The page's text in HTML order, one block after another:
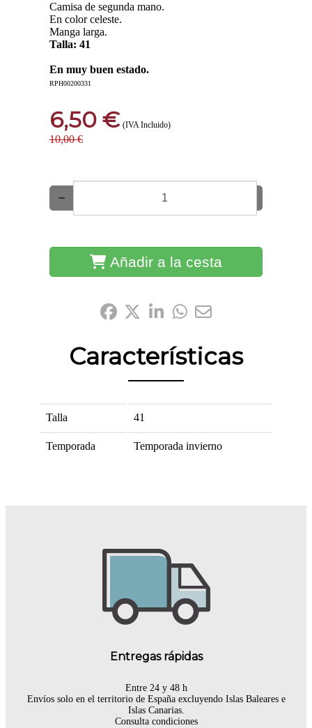
Camisa de segunda mano.
En color celeste.
Manga larga.
Talla: 41
En muy buen estado.
RPH00200331
6,50 € (IVA Incluido)
10,00 €
−
Añadir a la cesta
Características
Talla 41
Temporada Temporada invierno
Entregas rápidas
Entre 24 y 48 h
Envíos solo en el territorio de España excluyendo Islas Baleares e
Islas Canarias.
Consulta condiciones